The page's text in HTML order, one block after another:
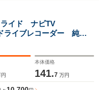
ライド ナビTV
イブレコーダー 純正
円
本体価格
141.7 万円